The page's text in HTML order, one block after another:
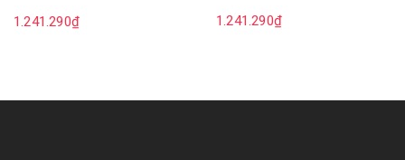
1.241.290₫
for sale
1.241.290₫